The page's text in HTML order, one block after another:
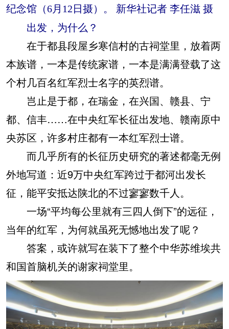
纪念馆（6月12日摄）。 新华社记者 李任滋 摄
出发，为什么？
在于都县段屋乡寒信村的古祠堂里，放着两
本族谱，一本是传统家谱，一本是满满登载了这
个村几百名红军烈士名字的英烈谱。
岂止是于都，在瑞金，在兴国、赣县、宁
都、信丰……在中央红军长征出发地、赣南原中
央苏区，许多村庄都有一本红军烈士谱。
而几乎所有的长征历史研究的著述都毫无例
外地写道：近9万中央红军跨过于都河出发长
征，能平安抵达陕北的不过寥寥数千人。
一场“平均每公里就有三四人倒下”的远征，
当年的红军，为何就虽死无憾地出发了呢？
答案，或许就写在装下了整个中华苏维埃共
和国首脑机关的谢家祠堂里。